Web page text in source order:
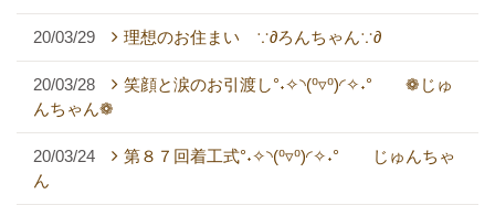
20/03/29 理想のお住まい ∵∂ろんちゃん∵∂
20/03/28
笑顔と涙のお引渡し°˖✧◝(⁰▿⁰)◜✧˖° ❁じゅ
んちゃん❁
20/03/24
第８７回着工式°˖✧◝(⁰▿⁰)◜✧˖° じゅんちゃ
ん